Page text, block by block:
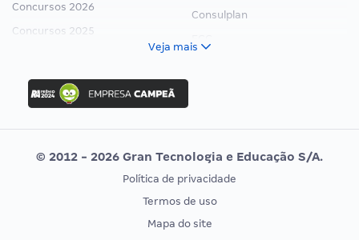
Concursos 2026
Concursos 2025
Concurso Ibama
Concurso MPU
Editais publicados
Consulplan
Vunesp
CONCURSOS POR PROFISSÃO
EXAME DE ORDEM
Veja mais
© 2012 - 2026 Gran Tecnologia e Educação S/A.
Política de privacidade
Termos de uso
Mapa do site